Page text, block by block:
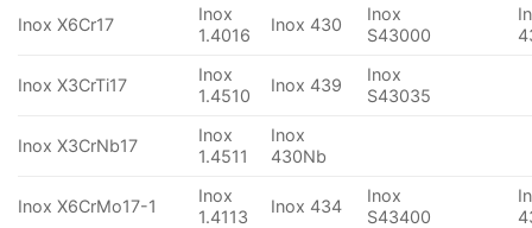
Inox X6Cr17
Inox
1.4016
Inox 430
Inox
S43000
Inox X3CrTi17
Inox
1.4510
Inox 439
Inox
S43035
Inox X3CrNb17
Inox
1.4511
Inox
430Nb
Inox X6CrMo17-1
Inox
1.4113
Inox 434
Inox
S43400